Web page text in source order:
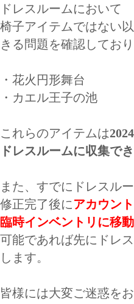
ドレスルームにおいて
椅子アイテムではない
きる問題を確認してお
・花火円形舞台
・カエル王子の池
これらのアイテムは
ドレスルームに収集で
また、すでにドレスル
修正完了後に アカウン
臨時インベントリに移動
可能であれば先にドレ
します。
皆様には大変ご迷惑を